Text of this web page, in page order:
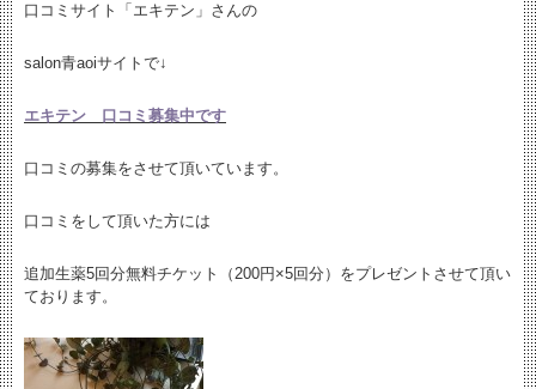
口コミサイト「エキテン」さんの
salon青aoiサイトで↓
エキテン 口コミ募集中です
口コミの募集をさせて頂いています。
口コミをして頂いた方には
追加生薬5回分無料チケット（200円×5回分）をプレゼントさせて頂い
ております。